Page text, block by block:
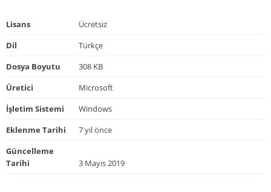
Lisans
Ücretsiz
Dil
Türkçe
Dosya Boyutu
308 KB
Üretici
Microsoft
İşletim Sistemi
Windows
Eklenme Tarihi
7 yıl önce
Güncelleme
Tarihi
3 Mayıs 2019